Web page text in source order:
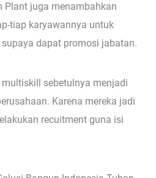
Plant juga menambahkan
tiap karyawannya untuk
dapat promosi jabatan.
sebetulnya menjadi
Karena mereka jadi
recuitment guna isi